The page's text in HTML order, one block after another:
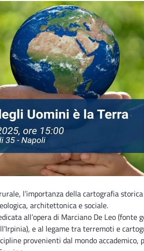
l’importanza della cartografia
architettonica e sociale.
all’opera di Marciano De Leo (fonte
e al legame tra terremoti e
provenienti dal mondo